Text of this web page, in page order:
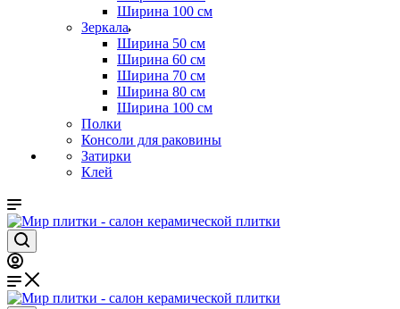
Ширина 100 см
Зеркала
Ширина 50 см
Ширина 60 см
Ширина 70 см
Ширина 80 см
Ширина 100 см
Полки
Консоли для раковины
Затирки
Клей